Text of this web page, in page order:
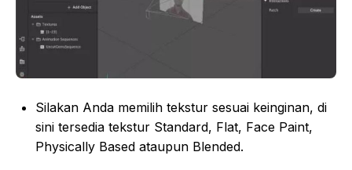
Silakan Anda memilih tekstur sesuai keinginan, di
sini tersedia tekstur Standard, Flat, Face Paint,
Physically Based ataupun Blended.